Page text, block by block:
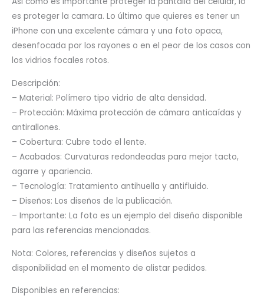
es proteger la camara. Lo último que quieres es tener un
iPhone con una excelente cámara y una foto opaca,
desenfocada por los rayones o en el peor de los casos con
los vidrios focales rotos.
Descripción:
– Material: Polímero tipo vidrio de alta densidad.
– Protección: Máxima protección de cámara anticaídas y
antirallones.
– Cobertura: Cubre todo el lente.
– Acabados: Curvaturas redondeadas para mejor tacto,
agarre y apariencia.
– Tecnología: Tratamiento antihuella y antifluido.
– Diseños: Los diseños de la publicación.
– Importante: La foto es un ejemplo del diseño disponible
para las referencias mencionadas.
Nota: Colores, referencias y diseños sujetos a
disponibilidad en el momento de alistar pedidos.
Disponibles en referencias: